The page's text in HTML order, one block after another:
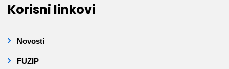
Korisni linkovi
Novosti
FUZIP